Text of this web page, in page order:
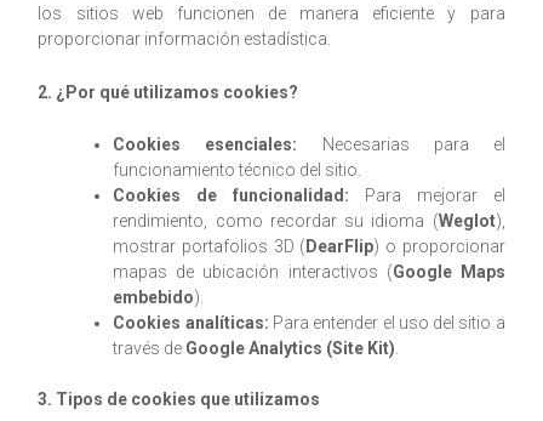
los sitios web funcionen de manera eficiente y para
proporcionar información estadística.
2. ¿Por qué utilizamos cookies?
Cookies esenciales: Necesarias para el
funcionamiento técnico del sitio.
Cookies de funcionalidad: Para mejorar el
rendimiento, como recordar su idioma (Weglot),
mostrar portafolios 3D ( DearFlip) o proporcionar
mapas de ubicación interactivos (Google Maps
embebido).
Cookies analíticas: Para entender el uso del sitio a
través de Google Analytics (Site Kit)
3. Tipos de cookies que utilizamos